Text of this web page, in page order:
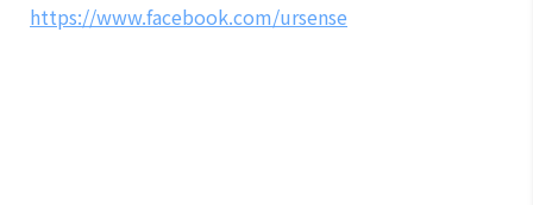
https://www.facebook.com/ursense